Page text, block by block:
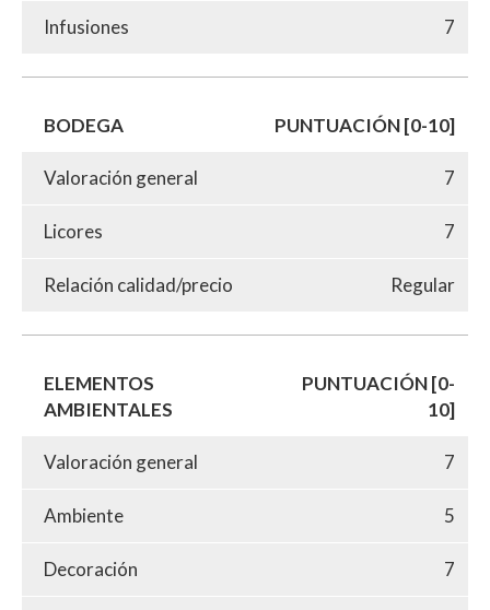
Infusiones 7
BODEGA PUNTUACIÓN [0-10]
Valoración general 7
Licores 7
Relación calidad/precio Regular
ELEMENTOS
AMBIENTALES
PUNTUACIÓN [0-
10]
Valoración general 7
Ambiente 5
Decoración 7